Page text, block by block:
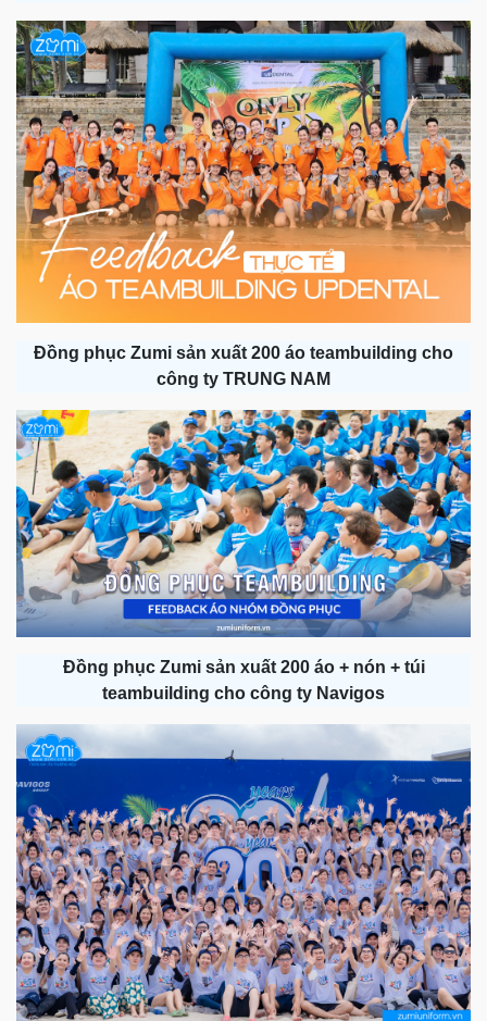
Đồng phục Zumi sản xuất 200 áo teambuilding cho
công ty TRUNG NAM
Đồng phục Zumi sản xuất 200 áo + nón + túi
teambuilding cho công ty Navigos